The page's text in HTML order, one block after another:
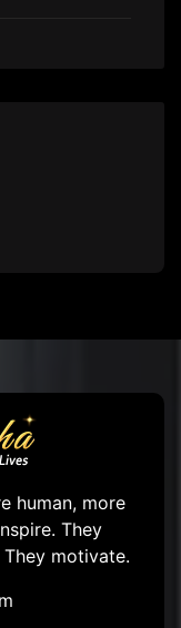
human, more
They
motivate.